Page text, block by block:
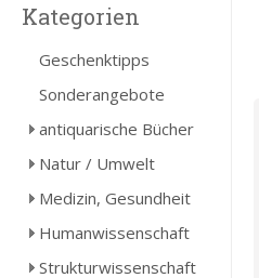
Kategorien
Geschenktipps
Sonderangebote
antiquarische Bücher
Natur / Umwelt
Medizin, Gesundheit
Humanwissenschaft
Strukturwissenschaft